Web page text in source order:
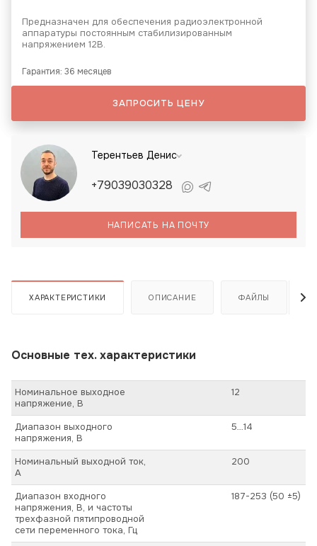
Предназначен для обеспечения радиоэлектронной
аппаратуры постоянным стабилизированным
напряжением 12В.
Гарантия: 36 месяцев
ЗАПРОСИТЬ ЦЕНУ
Терентьев Денис
+79039030328
НАПИСАТЬ НА ПОЧТУ
ХАРАКТЕРИСТИКИ ОПИСАНИЕ ФАЙЛЫ
Основные тех. характеристики
Номинальное выходное
напряжение, В
12
Диапазон выходного
напряжения, В
5…14
Номинальный выходной ток,
А
200
Диапазон входного
напряжения, В, и частоты
трехфазной пятипроводной
сети переменного тока, Гц
187-253 (50 ±5)